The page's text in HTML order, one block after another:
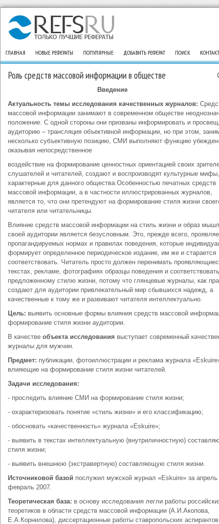
ГЛАВНАЯ НОВЫЕ РЕФЕРАТЫ ПОПУЛЯРНЫЕ ДОБАВИТЬ РЕФЕРАТ ПОИСК
Роль средств массовой информации в обществе
Введение
Актуальность темы исследования качественных журналов:
массовой информации занимают в современном обществе
положение. С одной стороны они призваны информировать и
аудиторию – трансляция объективной информации, но при этом,
несколько субъективную позицию, СМИ выполняют функцию
оказывая непосредственное
воздействие на формирование ценностных ориентацией своих
слушателей и читателей, создают и воспроизводят культурные мифы,
характерные для данного общества.Особенностью печатных средств
массовой информации, а в частности иллюстрированных журналов,
является то, что они претендуют на формирование стиля жизни
читателя или читательницы.
Влияние средств массовой информации на стиль жизни и образ
своей аудитории является безусловным. Это, прежде всего,
пропагандируемых нормах и правилах поведения, которые
формирует определенное периодическое издание, им же и старается
соответствовать. Читатель просто должен перенимать
текстах, рекламе, фотографиях образцы поведения и соответствовать
предложенному стилю жизни, потому что глянцевые журналы, как
создают для аудитории привлекательный мир сбывшихся надежд, а
качественные к тому же и развивают читателя интеллектуально.
Цель: выявить основные формы влияния средств массовой
формирование стиля жизни аудитории.
В качестве объекта исследования выступает современный
журналы для мужчин.
Предмет: публикации, фотоиллюстрации и реклама журнала
влияющие на формирование стиля жизни читателей.
Задачи исследования:
- проследить влияние СМИ на формирование стиля жизни;
- охарактеризовать понятие «стиль жизни» и его классификацию;
- обосновать «качественность» журнала «Eskuire»;
- выявить в текстах интеллектуальную (внутриличностную)
стиля жизни;
- выявить внешнюю (экстравертную) составляющую стиля жизни.
Источниковой базой послужил мужской журнал «Eskuire» за апрель
февраль 2007.
Теоретическая база: в основу исследования легли работы
теоретиков в области средств массовой информации (А.И.Акопова,
Е.А.Корнилова), диссертационные работы ставропольских аспирантов